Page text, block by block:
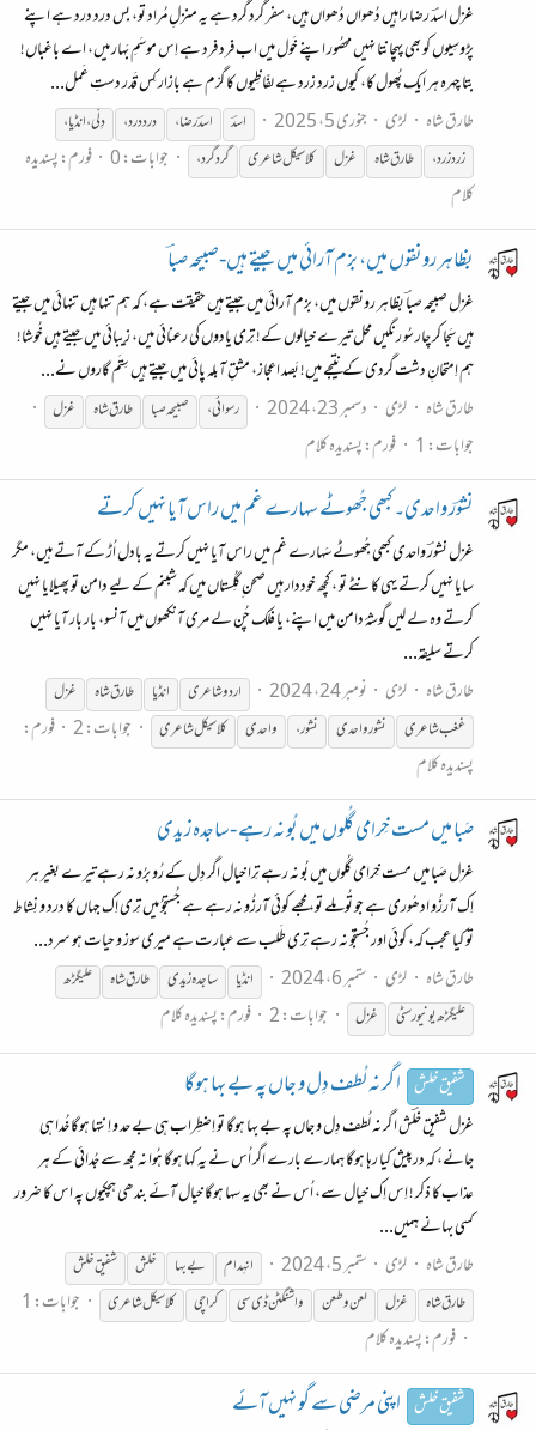
غزل اسدؔ رضا راہیں دُھواں دُھواں ہیں، سفر گرد گرد ہے یہ منزلِ مُراد تو، بس درد درد ہے اپنے
پڑوسِیوں کو بھی پہچانتا نہیں محصُور اپنے خَول میں اب فرد فرد ہے اِس موسَمِ بَہار میں، اے باغباں!
بتا چہرہ ہر ایک پُھول کا، کیوں زرد زرد ہے لفّاظِیوں کا گرْم ہے بازار کِس قَدر دستِ عَمل...
طارق شاہ
لڑی جنوری 5، 2025 اسدؔ اسدؔ رضا، درد درد،
دِلّی، انڈیا،
زرد زرد،
طارق شاہ غزل کلاسیکل شاعری گرد گرد، جوابات: 0 فورم:پسندیدہ
کلام
بظاہر رونقوں میں، بزم آرائی میں جیتے ہیں-صبیحہ صباؔ
غزل صبیحہ صباؔ بظاہر رونقوں میں، بزم آرائی میں جیتے ہیں حقیقت ہے، کہ ہم تنہا ہیں تنہائی میں جیتے
ہیں سَجا کر چار سُو رنگیں محل تیرے خیالوں کے! تِری یادوں کی رعنائی میں، زیبائی میں جیتے ہیں خُوشا!
ہم اِمتحانِ دشت گردی کے نتیجے میں! بَصد اعجاز، مشقِ آبلہ پائی میں جیتے ہیں سِتَم گاروں نے...
طارق شاہ
لڑی دسمبر 23، 2024 رسوائی ، صبیحہ صبا طارق شاہ غزل
جوابات: 1 فورم:پسندیدہ کلام
نشوؔر واحدی۔ کبھی جُھوٹے سہارے غم میں راس آیا نہیں کرتے
غزل نشورؔ واحدی کبھی جُھوٹے سَہارے غم میں راس آیا نہیں کرتے یہ بادل اُڑ کے آتے ہیں، مگر
سایا نہیں کرتے یہی کانٹے تو ، کچھ خوددار ہیں صحن ِگلُِستاں میں کہ شبنم کے لیے دامن تو پھیلایا نہیں
کرتے وہ لے لیں گوشۂ دامن میں اپنے، یا فلک چُن لے مری آنکھوں میں آنسو، بار بار آیا نہیں
کرتے سلیقہ...
طارق شاہ
لڑی نومبر 24، 2024 اردو شاعری انڈیا طارق شاہ
غزل
غغب شاعری
نشور واحدی نشور، واحدی کلاسیکل شاعری جوابات: 2
فورم:
پسندیدہ کلام
صَبا میں مست خِرامی گُلوں میں بُو نہ رہے -ساجدہ زیدی
غزل صَبا میں مست خِرامی گُلوں میں بُو نہ رہے تِرا خیال اگر دِل کے رُو برُو نہ رہے تیرے بغیر ہر
اِک آرزُو ادھُوری ہے جو تُو مِلے تو، مجھے کوئی آرزُو نہ رہے ہے جُستجوُ میں تِری اِک جہاں کا درد و نِشاط
تو کیا عجب کہ، کوئی اور جُستجُو نہ رہے تِری طَلب سے عبارت ہے میری سوز و حیات ہو سرد...
طارق شاہ
لڑی ستمبر 6، 2024 انڈیا ساجدہ زیدی طارق شاہ
علیگڑھ
علیگڑھ یونیورسٹی
غزل جوابات: 2 فورم:پسندیدہ کلام
شفیق خلش ا گر نہ لُطف دِل و جاں پہ بے بہا ہوگا
غزل شفیق خلؔش ا گر نہ لُطف دِل و جاں پہ بے بہا ہوگا تو اِضطِراب ہی بے حد و اِنتہا ہوگا خُدا ہی
جانے، کہ درپیش کیا رہا ہوگا ہمارے بارے اگر اُس نے یہ کہا ہوگا ہُوا نہ مجھ سے جُدائی کے ہر
عذاب کا ذکر ! اِس اِک خیال سے، اُس نے بھی یہ سہا ہوگا خیال آئے بندھی ہچکیوں پہ اس کا ضرور
کسی بہانے ہمیں...
طارق شاہ
لڑی ستمبر 5، 2024 انہِدام بے بہا خلش
شفیق خلش
طارق شاہ
غزل لعن و طعن واشنگٹن ڈی سی کراچی کلاسیکل شاعری
جوابات: 1
فورم:پسندیدہ کلام
شفیق خلش اپنی مرضی سے گو نہیں آئے